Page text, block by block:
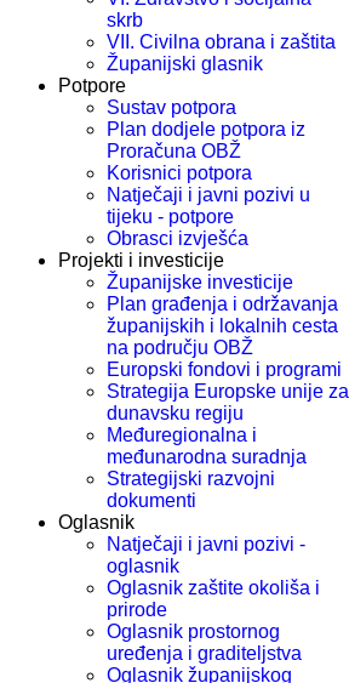
skrb
VII. Civilna obrana i zaštita
Županijski glasnik
Potpore
Sustav potpora
Plan dodjele potpora iz
Proračuna OBŽ
Korisnici potpora
Natječaji i javni pozivi u
tijeku - potpore
Obrasci izvješća
Projekti i investicije
Županijske investicije
Plan građenja i održavanja
županijskih i lokalnih cesta
na području OBŽ
Europski fondovi i programi
Strategija Europske unije za
dunavsku regiju
Međuregionalna i
međunarodna suradnja
Strategijski razvojni
dokumenti
Oglasnik
Natječaji i javni pozivi -
oglasnik
Oglasnik zaštite okoliša i
prirode
Oglasnik prostornog
uređenja i graditeljstva
Oglasnik županijskog